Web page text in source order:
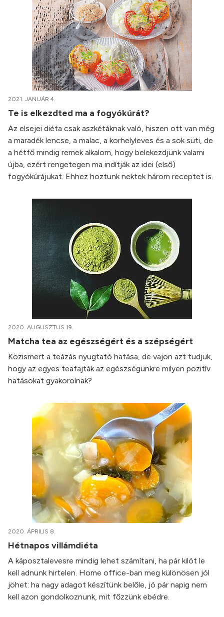
2021. JANUÁR 4.
Te is elkezdted ma a fogyókúrát?
Az elsejei diéta csak aszkétáknak való, hiszen ott van még
a maradék lencse, a malac, a korhelyleves és a sok süti, de
a hétfő mindig remek alkalom, hogy belekezdjünk valami
újba, ezért rengetegen ma indítják az idei (első)
fogyókúrájukat. Ehhez hoztunk nektek három receptet is.
2020. AUGUSZTUS 19.
Matcha tea az egészségért és a szépségért
Közismert a teázás nyugtató hatása, de vajon azt tudjuk,
hogy az egyes teafajták az egészségünkre milyen pozitív
hatásokat gyakorolnak?
2020. ÁPRILIS 8.
Hétnapos villámdiéta
A káposztalevesre mindig lehet számítani, ha pár kilót le
kell adnunk hirtelen. Home office-ban meg különösen jól
jöhet: ha nagy adagot készítünk belőle, jó pár napig nem
kell azon gondolkoznunk, mit főzzünk ebédre.